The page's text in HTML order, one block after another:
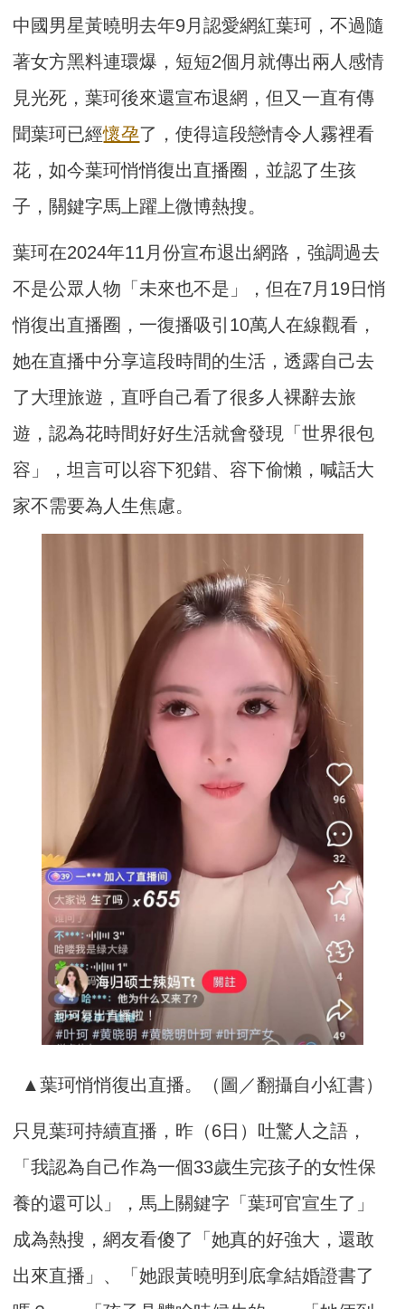
中國男星黃曉明去年9月認愛網紅葉珂，不過隨
著女方黑料連環爆，短短2個月就傳出兩人感情
見光死，葉珂後來還宣布退網，但又一直有傳
聞葉珂已經懷孕了，使得這段戀情令人霧裡看
花，如今葉珂悄悄復出直播圈，並認了生孩
子，關鍵字馬上躍上微博熱搜。
葉珂在2024年11月份宣布退出網路，強調過去
不是公眾人物「未來也不是」，但在7月19日悄
悄復出直播圈，一復播吸引10萬人在線觀看，
她在直播中分享這段時間的生活，透露自己去
了大理旅遊，直呼自己看了很多人裸辭去旅
遊，認為花時間好好生活就會發現「世界很包
容」，坦言可以容下犯錯、容下偷懶，喊話大
家不需要為人生焦慮。
▲葉珂悄悄復出直播。（圖／翻攝自小紅書）
只見葉珂持續直播，昨（6日）吐驚人之語，
「我認為自己作為一個33歲生完孩子的女性保
養的還可以」，馬上關鍵字「葉珂官宣生了」
成為熱搜，網友看傻了「她真的好強大，還敢
出來直播」、「她跟黃曉明到底拿結婚證書了